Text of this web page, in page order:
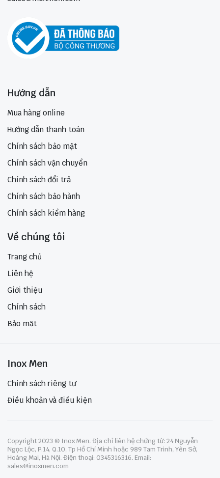
Hướng dẫn
Mua hàng online
Hướng dẫn thanh toán
Chính sách bảo mật
Chính sách vận chuyển
Chính sách đổi trả
Chính sách bảo hành
Chính sách kiểm hàng
Về chúng tôi
Trang chủ
Liên hệ
Giới thiệu
Chính sách
Bảo mật
Inox Men
Chính sách riêng tư
Điều khoản và điều kiện
Copyright 2023 © Inox Men. Địa chỉ liên hệ chứng từ: 24 Nguyễn
Ngọc Lộc, P.14, Q.10, Tp Hồ Chí Minh hoặc 989 Tam Trinh, Yên Sở,
Hoàng Mai, Hà Nội. Điện thoại: 0345316316. Email:
sales@inoxmen.com